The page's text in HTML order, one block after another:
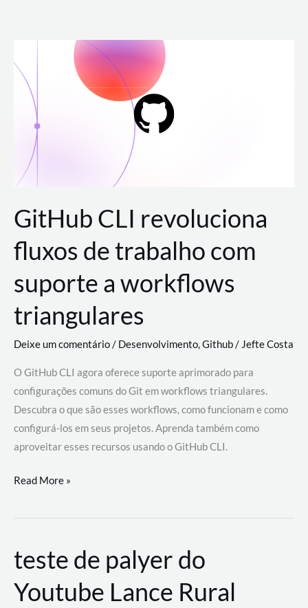
para
conteúdo
GitHub CLI revoluciona
fluxos de trabalho com
suporte a workflows
triangulares
Deixe um comentário/ Desenvolvimento,Github/ Jefte Costa
O GitHub CLI agora oferece suporte aprimorado para
configurações comuns do Git em workflows triangulares.
Descubra o que são esses workflows, como funcionam e como
configurá-los em seus projetos. Aprenda também como
aproveitar esses recursos usando o GitHub CLI.
GitHub
revoluciona
de
trabalho
com
Read More »
teste de palyer do
Youtube Lance Rural